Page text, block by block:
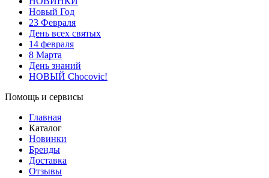
Новый Год
23 Февраля
День всех святых
14 февраля
8 Марта
День знаний
НОВЫЙ Chocovic!
Помощь и сервисы
Главная
Каталог
Новинки
Бренды
Доставка
Отзывы